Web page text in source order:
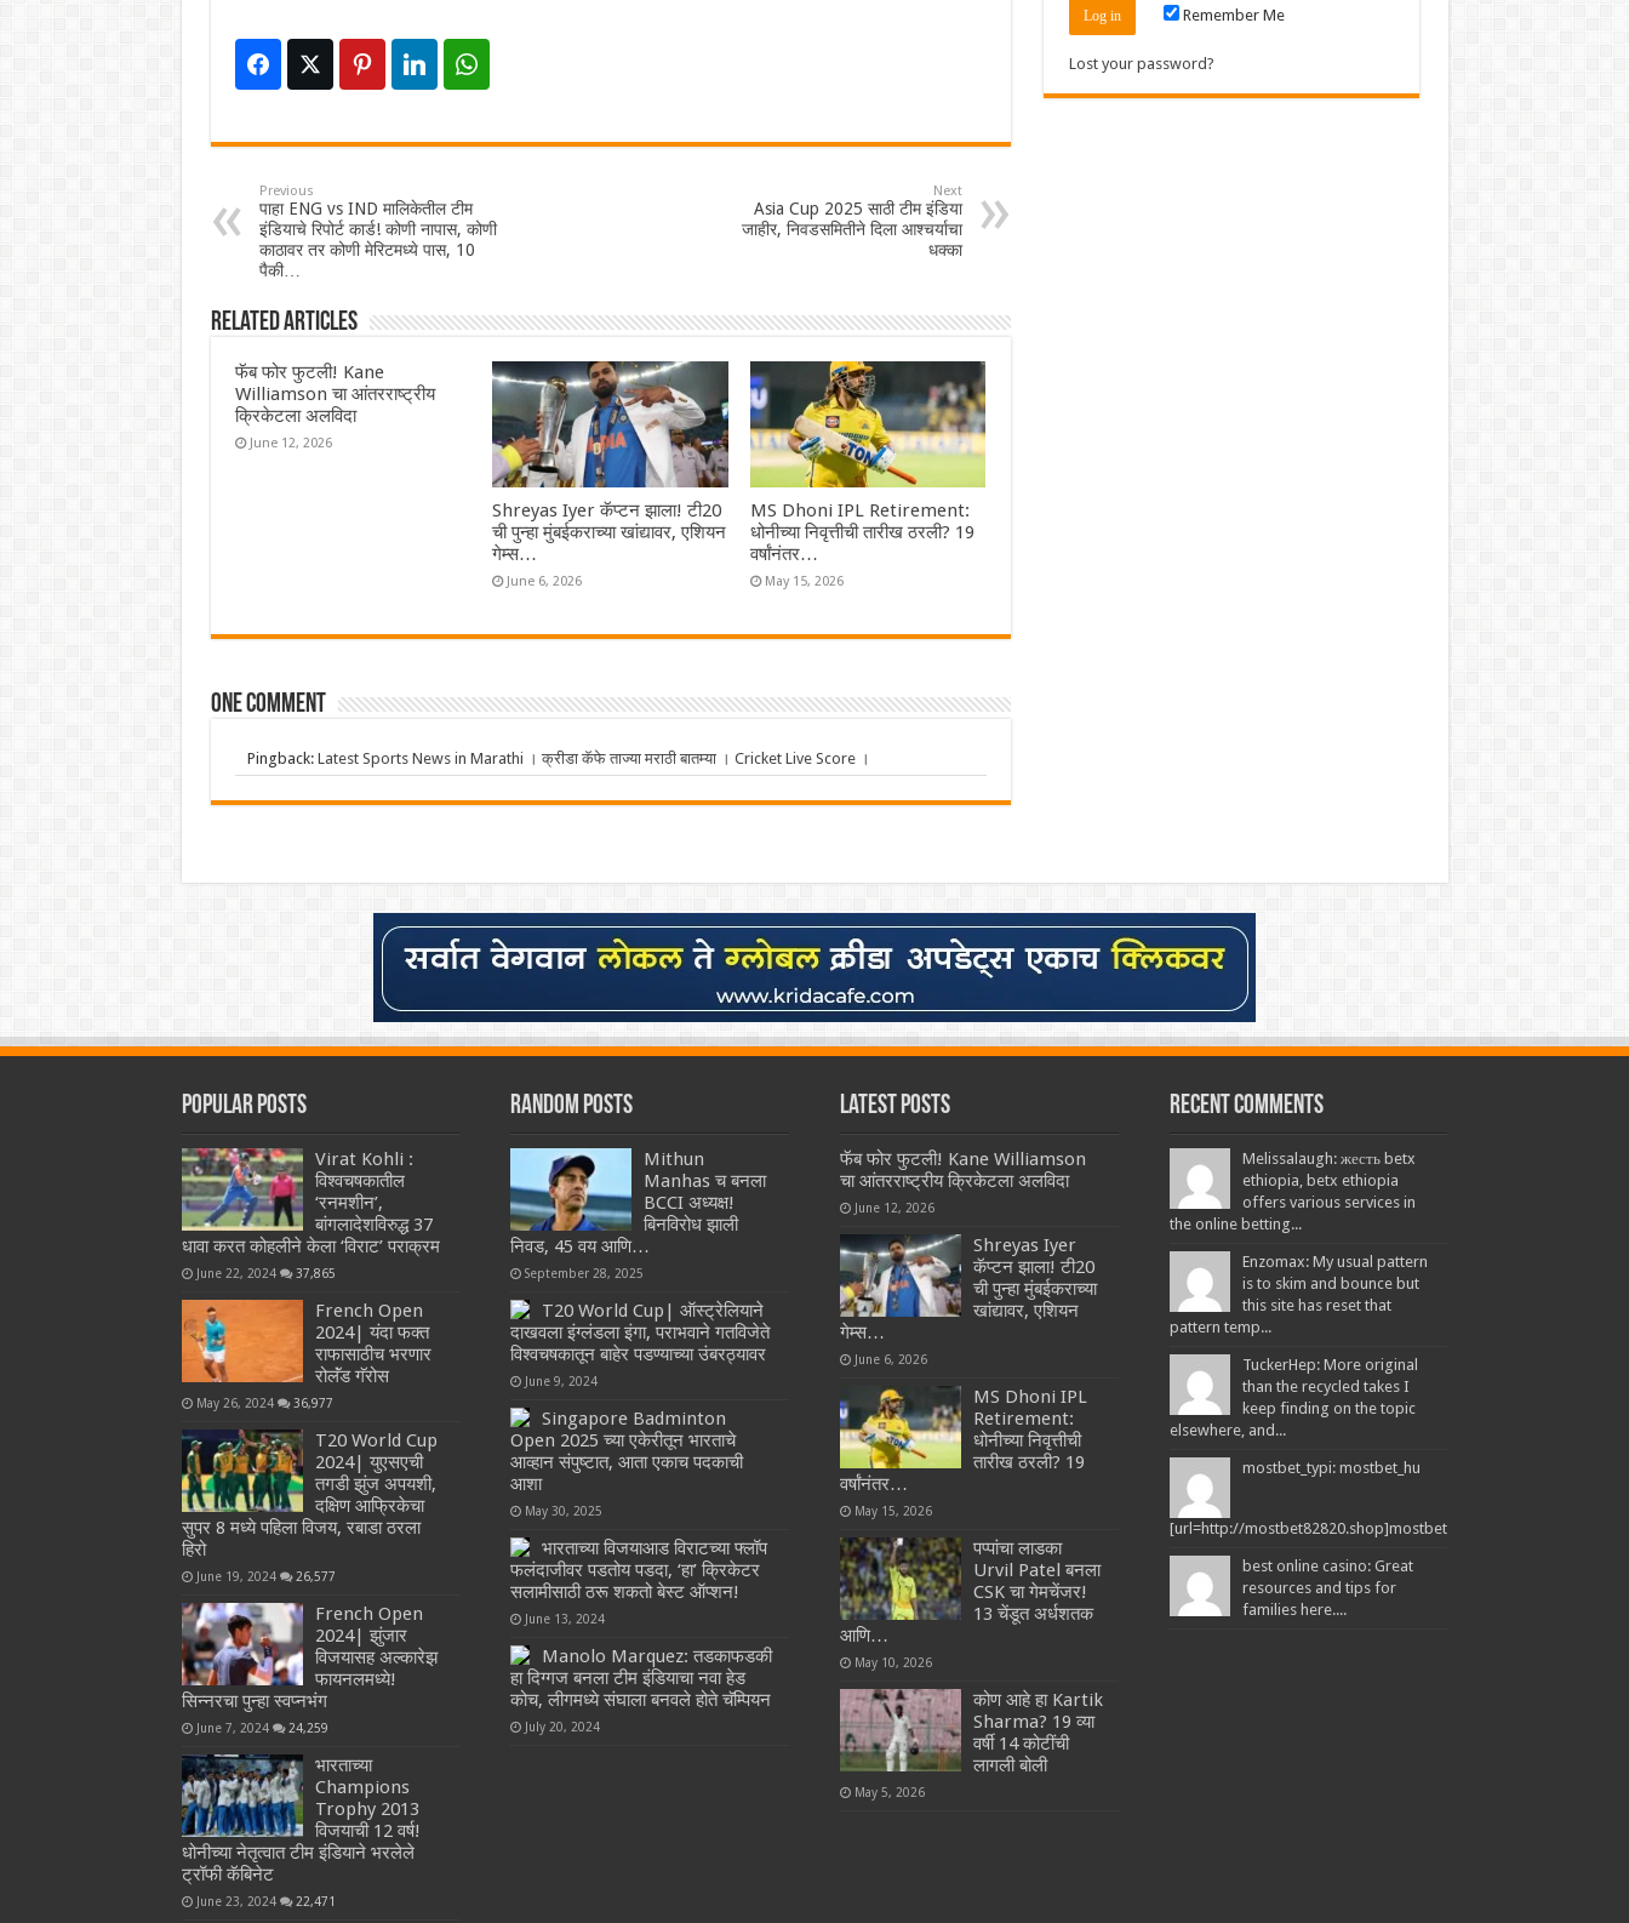
Previous
पाहा ENG vs IND मालिकेतील टीम
इंडियाचे रिपोर्ट कार्ड! कोणी नापास, कोणी
काठावर तर कोणी मेरिटमध्ये पास, 10
पैकी…
Next
Asia Cup 2025 साठी टीम इंडिया
जाहीर, निवडसमितीने दिला आश्चर्याचा
धक्का
Related Articles
फॅब फोर फुटली! Kane
Williamson चा आंतरराष्ट्रीय
क्रिकेटला अलविदा
June 12, 2026
Shreyas Iyer कॅप्टन झाला! टी20
ची पुन्हा मुंबईकराच्या खांद्यावर, एशियन
गेम्स…
June 6, 2026
MS Dhoni IPL Retirement:
धोनीच्या निवृत्तीची तारीख ठरली? 19
वर्षांनंतर…
May 15, 2026
One comment
Pingback: Latest Sports News in Marathi । क्रीडा कॅफे ताज्या मराठी बातम्या । Cricket Live Score ।
Remember Me
Lost your password?
Popular Posts
Virat Kohli :
विश्वचषकातील
‘रनमशीन’,
बांगलादेशविरुद्ध 37
धावा करत कोहलीने केला ‘विराट’ पराक्रम
June 22, 2024 37,865
French Open
2024| यंदा फक्त
राफासाठीच भरणार
रोलॅंड गॅरोस
May 26, 2024 36,977
T20 World Cup
2024| युएसएची
तगडी झुंज अपयशी,
दक्षिण आफ्रिकेचा
सुपर 8 मध्ये पहिला विजय, रबाडा ठरला
हिरो
June 19, 2024 26,577
French Open
2024| झुंजार
विजयासह अल्कारेझ
फायनलमध्ये!
सिन्नरचा पुन्हा स्वप्नभंग
June 7, 2024 24,259
भारताच्या
Champions
Trophy 2013
विजयाची 12 वर्ष!
धोनीच्या नेतृत्वात टीम इंडियाने भरलेले
ट्रॉफी कॅबिनेट
June 23, 2024 22,471
Random Posts
Mithun
Manhas च बनला
BCCI अध्यक्ष!
बिनविरोध झाली
निवड, 45 वय आणि…
September 28, 2025
T20 World Cup| ऑस्ट्रेलियाने
दाखवला इंग्लंडला इंगा, पराभवाने गतविजेते
विश्वचषकातून बाहेर पडण्याच्या उंबरठ्यावर
June 9, 2024
Singapore Badminton
Open 2025 च्या एकेरीतून भारताचे
आव्हान संपुष्टात, आता एकाच पदकाची
आशा
May 30, 2025
भारताच्या विजयाआड विराटच्या फ्लॉप
फलंदाजीवर पडतोय पडदा, ‘हा’ क्रिकेटर
सलामीसाठी ठरू शकतो बेस्ट ऑप्शन!
June 13, 2024
Manolo Marquez: तडकाफडकी
हा दिग्गज बनला टीम इंडियाचा नवा हेड
कोच, लीगमध्ये संघाला बनवले होते चॅम्पियन
July 20, 2024
Latest Posts
फॅब फोर फुटली! Kane Williamson
चा आंतरराष्ट्रीय क्रिकेटला अलविदा
June 12, 2026
Shreyas Iyer
कॅप्टन झाला! टी20
ची पुन्हा मुंबईकराच्या
खांद्यावर, एशियन
गेम्स…
June 6, 2026
MS Dhoni IPL
Retirement:
धोनीच्या निवृत्तीची
तारीख ठरली? 19
वर्षांनंतर…
May 15, 2026
पप्पांचा लाडका
Urvil Patel बनला
CSK चा गेमचेंजर!
13 चेंडूत अर्धशतक
आणि…
May 10, 2026
कोण आहे हा Kartik
Sharma? 19 व्या
वर्षी 14 कोटींची
लागली बोली
May 5, 2026
Recent Comments
Melissalaugh: жесть betx
ethiopia, betx ethiopia
offers various services in
the online betting...
Enzomax: My usual pattern
is to skim and bounce but
this site has reset that
pattern temp...
TuckerHep: More original
than the recycled takes I
keep finding on the topic
elsewhere, and...
mostbet_typi: mostbet_hu
[url=http://mostbet82820.shop]mostbet_hu[/url]...
best online casino: Great
resources and tips for
families here....